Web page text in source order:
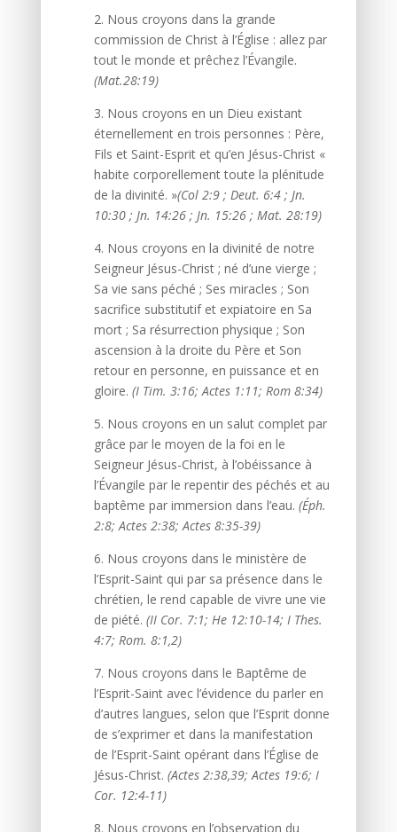
2. Nous croyons dans la grande
commission de Christ à l’Église : allez par
tout le monde et prêchez l’Évangile.
(Mat.28:19)
3. Nous croyons en un Dieu existant
éternellement en trois personnes : Père,
Fils et Saint-Esprit et qu’en Jésus-Christ «
habite corporellement toute la plénitude
de la divinité. »(Col 2:9 ; Deut. 6:4 ; Jn.
10:30 ; Jn. 14:26 ; Jn. 15:26 ; Mat. 28:19)
4. Nous croyons en la divinité de notre
Seigneur Jésus-Christ ; né d’une vierge ;
Sa vie sans péché ; Ses miracles ; Son
sacrifice substitutif et expiatoire en Sa
mort ; Sa résurrection physique ; Son
ascension à la droite du Père et Son
retour en personne, en puissance et en
gloire. (I Tim. 3:16; Actes 1:11; Rom 8:34)
5. Nous croyons en un salut complet par
grâce par le moyen de la foi en le
Seigneur Jésus-Christ, à l’obéissance à
l’Évangile par le repentir des péchés et au
baptême par immersion dans l’eau. (Éph.
2:8; Actes 2:38; Actes 8:35-39)
6. Nous croyons dans le ministère de
l’Esprit-Saint qui par sa présence dans le
chrétien, le rend capable de vivre une vie
de piété. (II Cor. 7:1; He 12:10-14; I Thes.
4:7; Rom. 8:1,2)
7. Nous croyons dans le Baptême de
l’Esprit-Saint avec l’évidence du parler en
d’autres langues, selon que l’Esprit donne
de s’exprimer et dans la manifestation
de l’Esprit-Saint opérant dans l’Église de
Jésus-Christ. (Actes 2:38,39; Actes 19:6; I
Cor. 12:4-11)
8. Nous croyons en l’observation du